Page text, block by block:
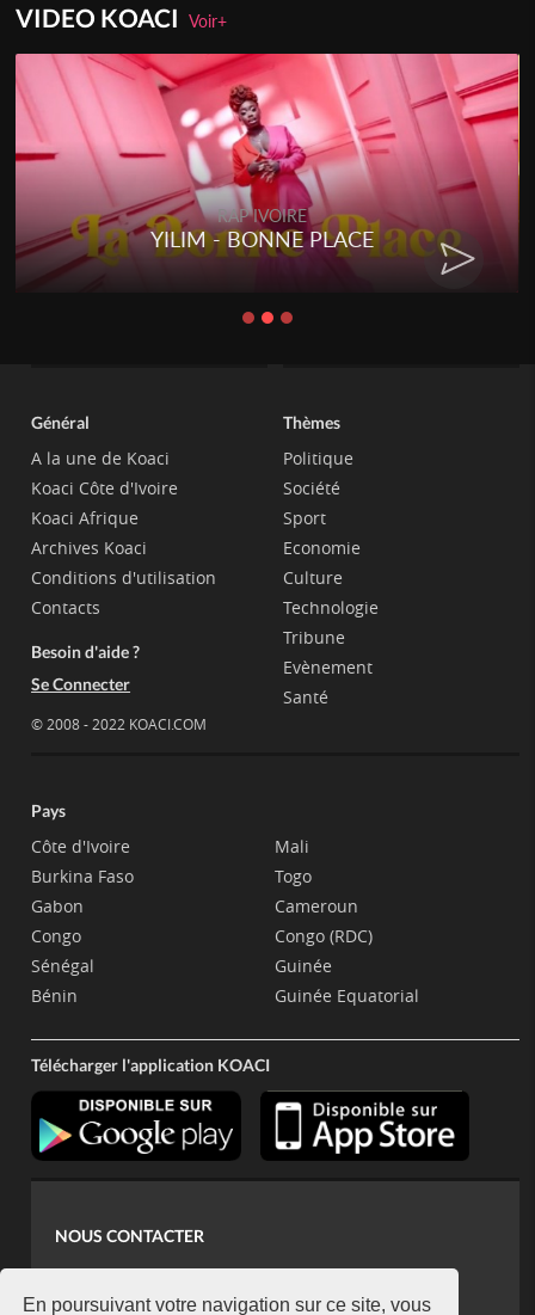
En poursuivant votre navigation sur ce site, vous
VIDEO KOACIVoir+
RAP IVOIRE
YILIM - BONNE PLACE
Général
A la une de Koaci
Koaci Côte d'Ivoire
Koaci Afrique
Archives Koaci
Conditions d'utilisation
Contacts
Besoin d'aide ?
Se Connecter
© 2008 - 2022 KOACI.COM
Thèmes
Politique
Société
Sport
Economie
Culture
Technologie
Tribune
Evènement
Santé
Pays
Côte d'Ivoire
Burkina Faso
Gabon
Congo
Sénégal
Bénin
Mali
Togo
Cameroun
Congo (RDC)
Guinée
Guinée Equatorial
Télécharger l'application KOACI
NOUS CONTACTER